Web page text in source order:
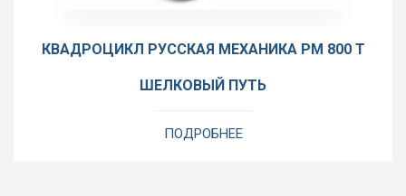
КВАДРОЦИКЛ РУССКАЯ МЕХАНИКА РМ 800 T
ШЕЛКОВЫЙ ПУТЬ
ПОДРОБНЕЕ